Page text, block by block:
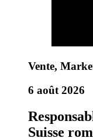
Vente,
6 août 2026
Suisse